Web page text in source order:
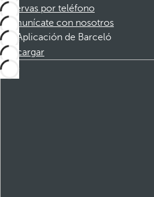
Reservas por teléfono
Comunícate con nosotros
Aplicación de Barceló
Descargar